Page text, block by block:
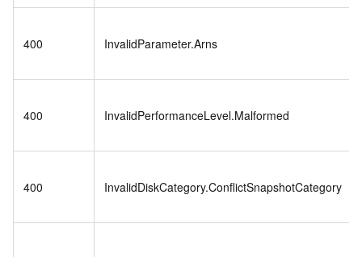
400 InvalidParameter.Arns
400 InvalidPerformanceLevel.Malformed
400 InvalidDiskCategory.ConflictSnapshotCategory